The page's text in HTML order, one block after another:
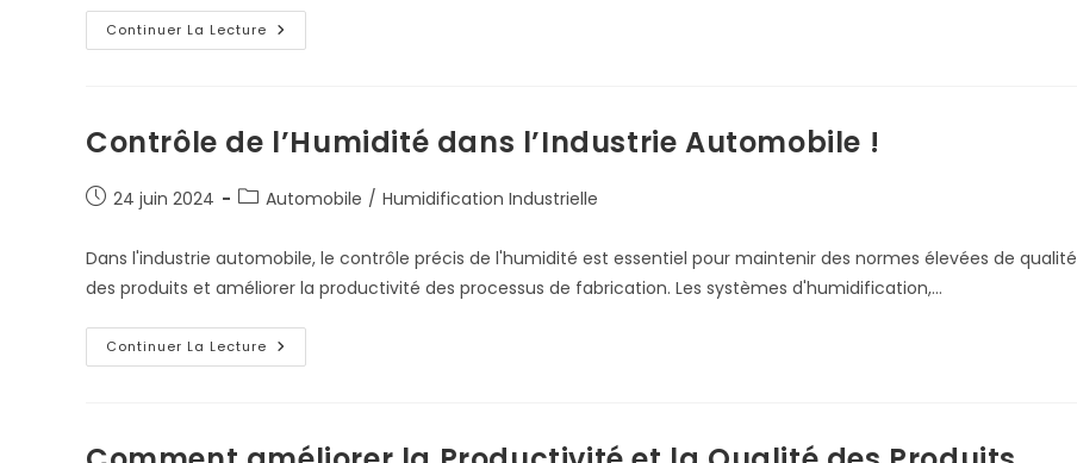
Continuer La Lecture Annie
Gavignet
D’Humidification
AKIMist®
Contrôle de l’Humidité dans l’Industrie Automobile !
Publication
24 juin 2024
PostAutomobile / Humidification Industrielle
Dans l'industrie automobile, le contrôle précis de l'humidité est essentiel pour maintenir des normes élevées de qualité
des produits et améliorer la productivité des processus de fabrication. Les systèmes d'humidification,…
Continuer La Lecture Contrôle
De
!